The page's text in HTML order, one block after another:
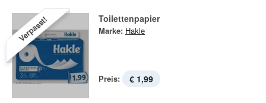
Verpasst! Toilettenpapier
Marke: Hakle
Preis: € 1,99